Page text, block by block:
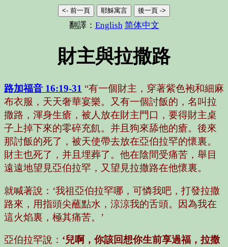
<- 前一頁 耶穌寓言 後一頁 ->
翻譯： English 简体中文
財主與拉撒路
路加福音 16:19-31 “有一個財主，穿著紫色袍和細麻
布衣服，天天奢華宴樂。又有一個討飯的，名叫拉
撒路，渾身生瘡，被人放在財主門口，要得財主桌
子上掉下來的零碎充飢。并且狗來舔他的瘡。後來
那討飯的死了，被天使帶去放在亞伯拉罕的懷裏。
財主也死了，并且埋葬了。他在陰間受痛苦，舉目
遠遠地望見亞伯拉罕，又望見拉撒路在他懷裏。
就喊著說：‘我祖亞伯拉罕哪，可憐我吧，打發拉撒
路來，用指頭尖蘸點水，涼涼我的舌頭。因為我在
這火焰裏，極其痛苦。’
亞伯拉罕說： ‘兒啊，你該回想你生前享過福，拉撒